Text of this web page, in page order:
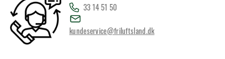
33 14 51 50
kundeservice@friluftsland.dk